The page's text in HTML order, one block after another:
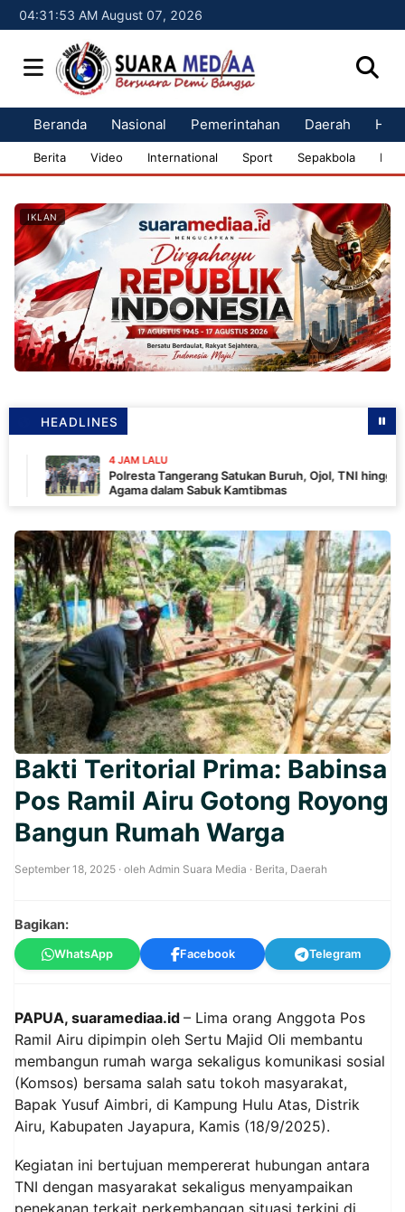
04:31:54 AM August 07, 2026
Beranda Nasional Pemerintahan Daerah
Berita Video International Sport Sepakbola
IKLAN
HEADLINES
4 JAM LALU
Polresta Tangerang Satukan Buruh, Ojol, TNI hingga Tokoh
Agama dalam Sabuk Kamtibmas
Bakti Teritorial Prima: Babinsa
Pos Ramil Airu Gotong Royong
Bangun Rumah Warga
September 18, 2025 · oleh Admin Suara Media · Berita, Daerah
Bagikan:
WhatsApp Facebook Telegram
PAPUA, suaramediaa.id – Lima orang Anggota Pos
Ramil Airu dipimpin oleh Sertu Majid Oli membantu
membangun rumah warga sekaligus komunikasi sosial
(Komsos) bersama salah satu tokoh masyarakat,
Bapak Yusuf Aimbri, di Kampung Hulu Atas, Distrik
Airu, Kabupaten Jayapura, Kamis (18/9/2025).
Kegiatan ini bertujuan mempererat hubungan antara
TNI dengan masyarakat sekaligus menyampaikan